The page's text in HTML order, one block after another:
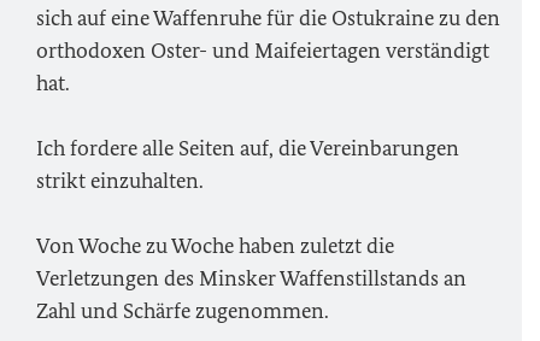
sich auf eine Waffenruhe für die Ostukraine zu den
orthodoxen Oster- und Maifeiertagen verständigt
hat.
Ich fordere alle Seiten auf, die Vereinbarungen
strikt einzuhalten.
Von Woche zu Woche haben zuletzt die
Verletzungen des Minsker Waffenstillstands an
Zahl und Schärfe zugenommen.